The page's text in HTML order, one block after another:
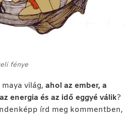
fénye
világ, ahol az ember, a
energia és az idő eggyé válik?
írd meg kommentben,